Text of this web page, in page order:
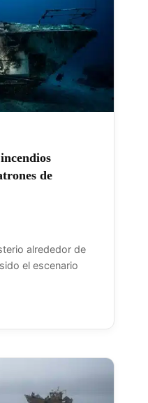
de
alrededor de
el escenario